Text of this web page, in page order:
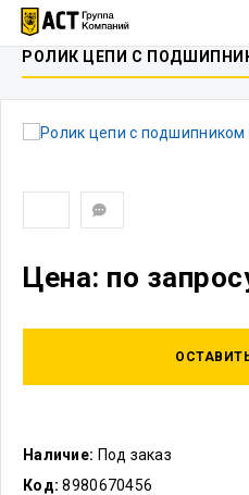
РОЛИК ЦЕПИ С
Наличие: Под заказ
Код: 8980670456
Цена: по